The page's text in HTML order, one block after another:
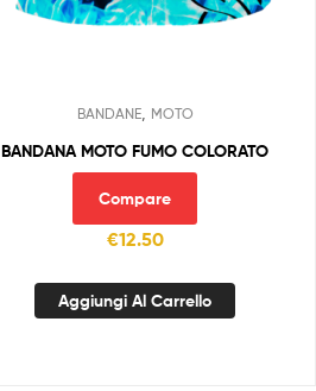
BANDANE, MOTO
BANDANA MOTO FUMO COLORATO
Compare
€12.50
Aggiungi Al Carrello